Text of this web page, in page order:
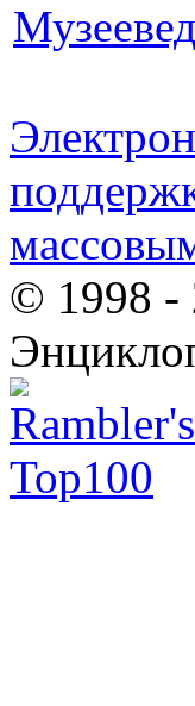
© 1998 -